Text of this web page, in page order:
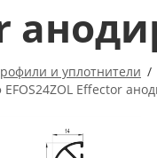
и уплотнители
Effector